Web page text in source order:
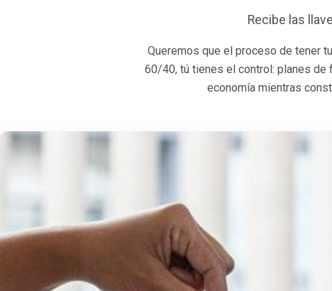
Recibe las
Queremos que el proceso de tener
60/40, tú tienes el control: planes de
economía mientras